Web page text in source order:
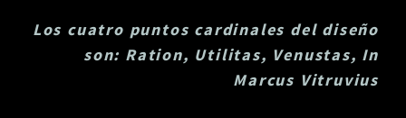
Los cuatro puntos cardinales del diseño
son: Ration, Utilitas, Venustas, In
Marcus Vitruvius